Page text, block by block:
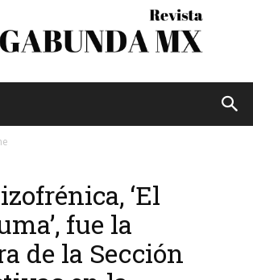
Mx
‘El
fue la
de la Sección